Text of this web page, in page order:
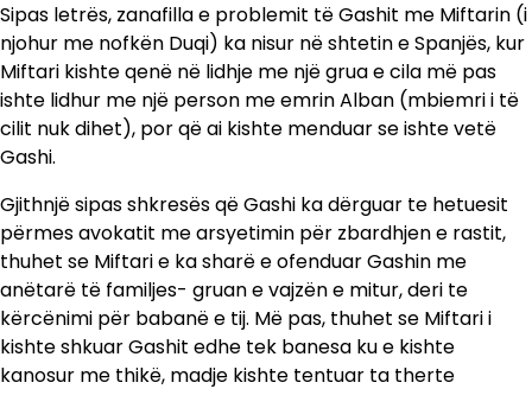
Sipas letrës, zanafilla e problemit të Gashit me Miftarin (i
njohur me nofkën Duqi) ka nisur në shtetin e Spanjës, kur
Miftari kishte qenë në lidhje me një grua e cila më pas
ishte lidhur me një person me emrin Alban (mbiemri i të
cilit nuk dihet), por që ai kishte menduar se ishte vetë
Gashi.
Gjithnjë sipas shkresës që Gashi ka dërguar te hetuesit
përmes avokatit me arsyetimin për zbardhjen e rastit,
thuhet se Miftari e ka sharë e ofenduar Gashin me
anëtarë të familjes- gruan e vajzën e mitur, deri te
kërcënimi për babanë e tij. Më pas, thuhet se Miftari i
kishte shkuar Gashit edhe tek banesa ku e kishte
kanosur me thikë, madje kishte tentuar ta therte